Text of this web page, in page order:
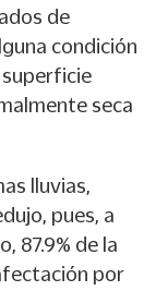
de
condición
superficie
seca
lluvias,
pues, a
87.9% de la
por